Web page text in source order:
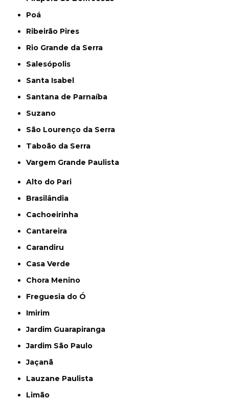
Poá
Ribeirão Pires
Rio Grande da Serra
Salesópolis
Santa Isabel
Santana de Parnaíba
Suzano
São Lourenço da Serra
Taboão da Serra
Vargem Grande Paulista
Alto do Pari
Brasilândia
Cachoeirinha
Cantareira
Carandiru
Casa Verde
Chora Menino
Freguesia do Ó
Imirim
Jardim Guarapiranga
Jardim São Paulo
Jaçanã
Lauzane Paulista
Limão